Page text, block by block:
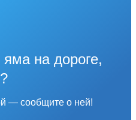
на дороге,
— сообщите о ней!